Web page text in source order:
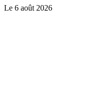
Le 6 août 2026